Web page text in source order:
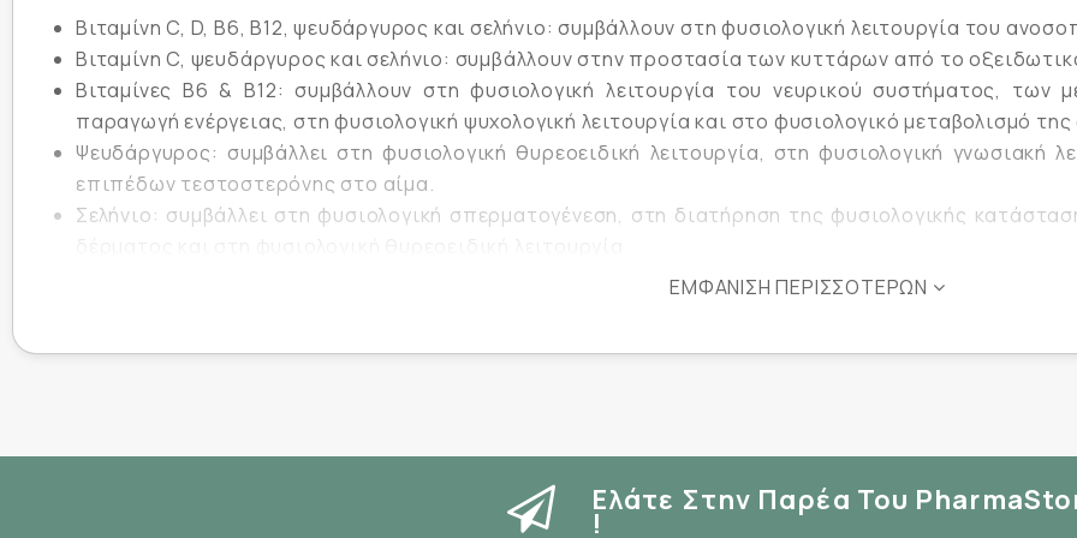
Βιταμίνη C, D, Β6, Β12, ψευδάργυρος και σελήνιο: συμβάλλουν στη φυσιολογική λειτουργία του
Βιταμίνη C, ψευδάργυρος και σελήνιο: συμβάλλουν στην προστασία των κυττάρων από το
Βιταμίνες Β6 & Β12: συμβάλλουν στη φυσιολογική λειτουργία του νευρικού συστήματος,
παραγωγή ενέργειας, στη φυσιολογική ψυχολογική λειτουργία και στο φυσιολογικό μεταβολισμό της
Ψευδάργυρος: συμβάλλει στη φυσιολογική θυρεοειδική λειτουργία, στη φυσιολογική γνωσιακή
επιπέδων τεστοστερόνης στο αίμα.
Σελήνιο: συμβάλλει στη φυσιολογική σπερματογένεση, στη διατήρηση της φυσιολογικής
Βιταμίνη C: συμβάλλει στο φυσιολογικό σχηματισμό κολλαγόνου για τη φυσιολογική
ΕΜΦΆΝΙΣΗ ΠΕΡΙΣΣΌΤΕΡΩΝ
Ελάτε Στην Παρέα Του
!